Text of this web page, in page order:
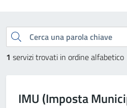
Esplora tutti i
Cerca una parola chiave
1 servizi trovati in ordine alfabetico
IMU (Imposta